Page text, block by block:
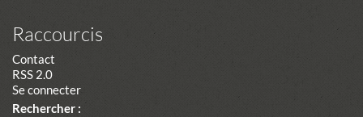
Raccourcis
Contact
RSS 2.0
Se connecter
Rechercher :